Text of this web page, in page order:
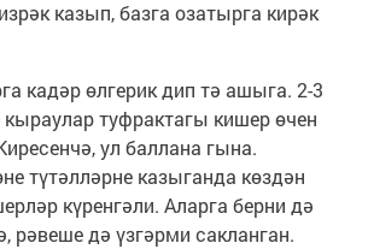
казып, базга озатырга кирәк
кадәр өлгерик дип тә ашыга. 2-3
кыраулар туфрактагы кишер өчен
ул баллана гына.
түтәлләрне казыганда көздән
күренгәли. Аларга берни дә
рәвеше дә үзгәрми сакланган.